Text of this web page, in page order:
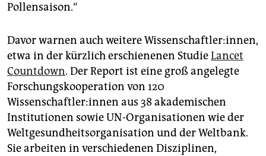
Pollensaison.“
Davor warnen auch weitere Wissenschaftler:innen,
etwa in der kürzlich erschienenen StudieLancet
Countdown. Der Report ist eine groß angelegte
Forschungskooperation von 120
Wissenschaftler:innen aus 38 akademischen
Institutionen sowie UN-Organisationen wie der
Weltgesundheitsorganisation und der Weltbank.
Sie arbeiten in verschiedenen Disziplinen,